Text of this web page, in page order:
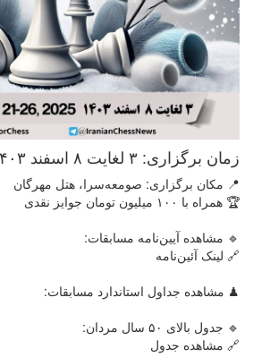
زمان برگزاری: ۳ لغایت ۸ اسفند ۱۴۰۳
📍 مکان برگزاری: صومعه‌سرا، هتل مهرگان
🏆 همراه با ۱۰۰ میلیون تومان جوایز نقدی
🔹 مشاهده آیین‌نامه مسابقات:
🔗 لینک آئین‌نامه
♟ مشاهده جداول استاندارد مسابقات:
🔹 جدول بالای ۵۰ سال مردان:
🔗 مشاهده جدول